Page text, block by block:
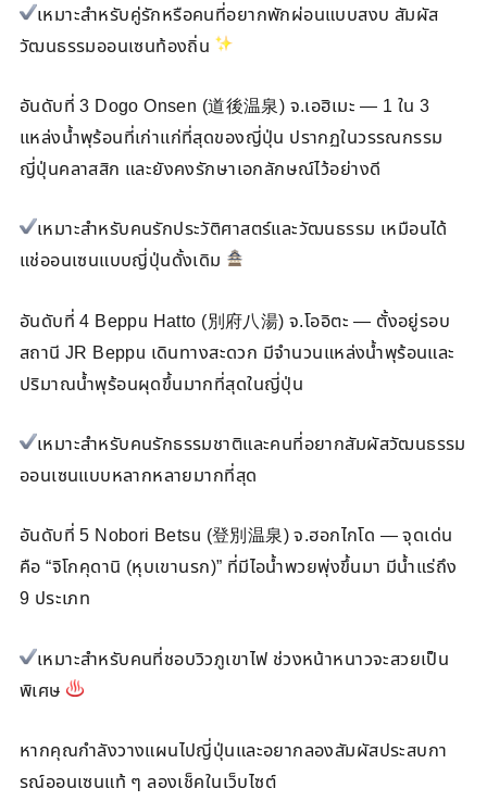
เหมาะสำหรับคู่รักหรือคนที่อยากพักผ่อนแบบสงบ สัมผัส
วัฒนธรรมออนเซนท้องถิ่น
อันดับที่ 3 Dogo Onsen (道後温泉) จ.เอฮิเมะ — 1 ใน 3
แหล่งน้ำพุร้อนที่เก่าแก่ที่สุดของญี่ปุ่น ปรากฏในวรรณกรรม
ญี่ปุ่นคลาสสิก และยังคงรักษาเอกลักษณ์ไว้อย่างดี
เหมาะสำหรับคนรักประวัติศาสตร์และวัฒนธรรม เหมือนได้
แช่ออนเซนแบบญี่ปุ่นดั้งเดิม
อันดับที่ 4 Beppu Hatto (別府八湯) จ.โออิตะ — ตั้งอยู่รอบ
สถานี JR Beppu เดินทางสะดวก มีจำนวนแหล่งน้ำพุร้อนและ
ปริมาณน้ำพุร้อนผุดขึ้นมากที่สุดในญี่ปุ่น
เหมาะสำหรับคนรักธรรมชาติและคนที่อยากสัมผัสวัฒนธรรม
ออนเซนแบบหลากหลายมากที่สุด
อันดับที่ 5 Nobori Betsu (登別温泉) จ.ฮอกไกโด — จุดเด่น
คือ “จิโกคุดานิ (หุบเขานรก)” ที่มีไอน้ำพวยพุ่งขึ้นมา มีน้ำแร่ถึง
9 ประเภท
เหมาะสำหรับคนที่ชอบวิวภูเขาไฟ ช่วงหน้าหนาวจะสวยเป็น
พิเศษ
หากคุณกำลังวางแผนไปญี่ปุ่นและอยากลองสัมผัสประสบกา
รณ์ออนเซนแท้ ๆ ลองเช็คในเว็บไซต์